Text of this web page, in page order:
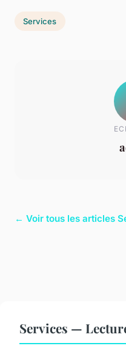
Services
← Voir tous les articles
Services —